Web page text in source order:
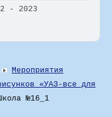
- 2023
Мероприятия
«УАЗ-все для
№16_1